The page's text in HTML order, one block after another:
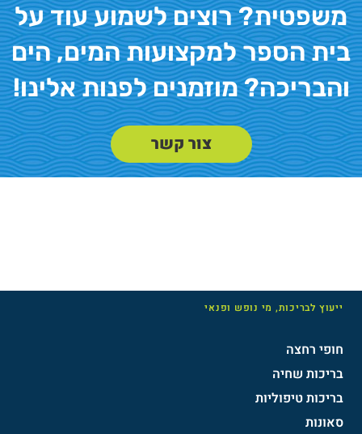
משפטית? רוצים לשמוע עוד על
בית הספר למקצועות המים, הים
והבריכה? מוזמנים לפנות אלינו!
צור קשר
ייעוץ לבריכות, מי נופש ופנאי
חופי רחצה
בריכות שחיה
בריכות טיפוליות
סאונות